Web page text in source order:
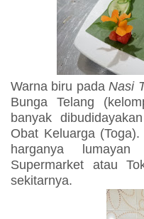
Warna biru padaNasi
Bunga Telang
banyak
Obat Keluarga
harganya
Supermarket atau
sekitarnya.